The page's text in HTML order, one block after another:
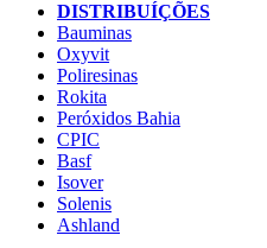
DISTRIBUÍÇÕES
Bauminas
Oxyvit
Poliresinas
Rokita
Peróxidos Bahia
CPIC
Basf
Isover
Solenis
Ashland